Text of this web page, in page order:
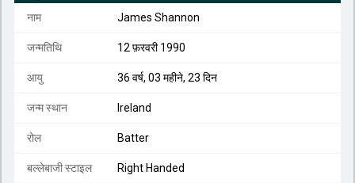
नाम James Shannon
जन्मतिथि 12 फ़रवरी 1990
आयु 36 वर्ष, 03 महीने, 23 दिन
जन्म स्थान Ireland
रोल Batter
बल्लेबाजी स्टाइल Right Handed